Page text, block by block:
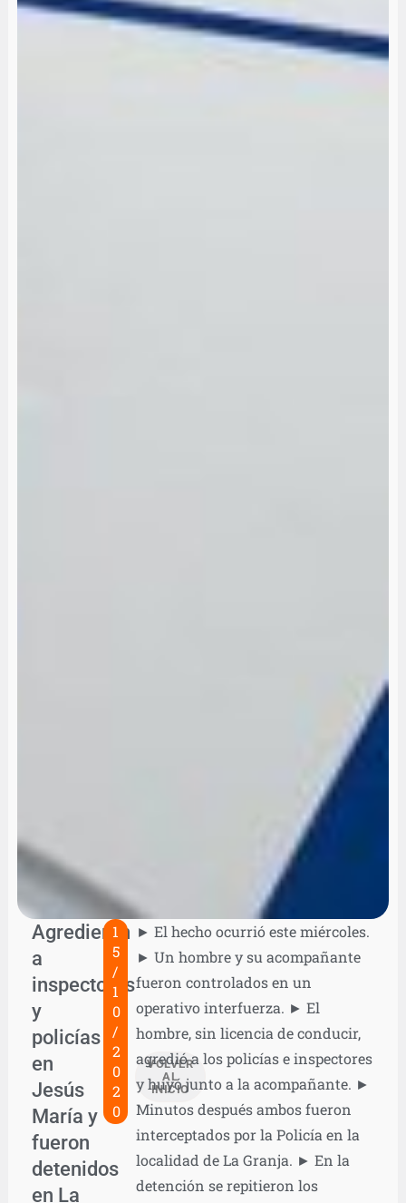
Agredieron
a
inspectores
y
policías
en
Jesús
María y
fueron
detenidos
en La
1
5
/
1
0
/
2
0
2
0
VOLVER
AL
INICIO
► El hecho ocurrió este miércoles.
► Un hombre y su acompañante
fueron controlados en un
operativo interfuerza. ► El
hombre, sin licencia de conducir,
agredió a los policías e inspectores
y huyó junto a la acompañante. ►
Minutos después ambos fueron
interceptados por la Policía en la
localidad de La Granja. ► En la
detención se repitieron los